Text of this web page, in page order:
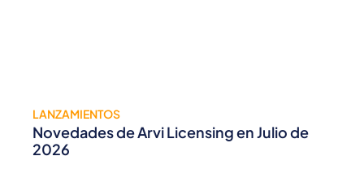
LANZAMIENTOS
Novedades de Arvi Licensing en Julio de
2026